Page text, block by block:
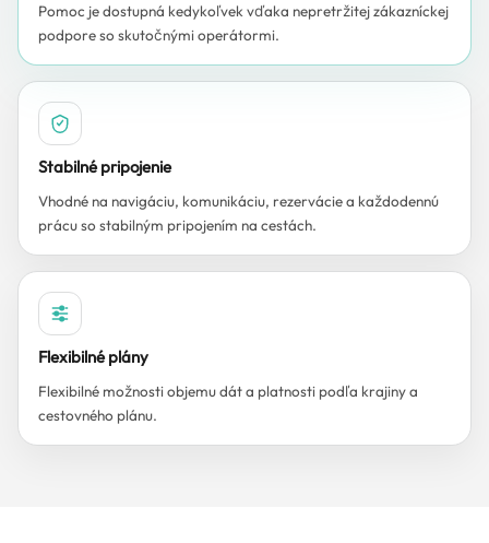
Pomoc je dostupná kedykoľvek vďaka nepretržitej zákazníckej
podpore so skutočnými operátormi.
Stabilné pripojenie
Vhodné na navigáciu, komunikáciu, rezervácie a každodennú
prácu so stabilným pripojením na cestách.
Flexibilné plány
Flexibilné možnosti objemu dát a platnosti podľa krajiny a
cestovného plánu.